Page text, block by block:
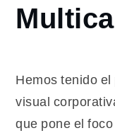
gráfico
Hemos tenido
visual
que pone el